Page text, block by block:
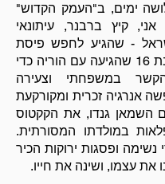
ימים, ב"העמק הקדוש"
קיץ ברבנר, עיתונאי
- שהגיע לחפש פיסת
שלווה, נערה בת 16 שהגיעה עם הוריה כדי
במשפחתי וצעירה
אנרגיה זכרית ומקורקעת
השמאן גנדו, את הקקטוס
במולדתו המסורתית.
נשימה ופסגות ירוקות הכיר
את עצמו, ושינה את חייו.